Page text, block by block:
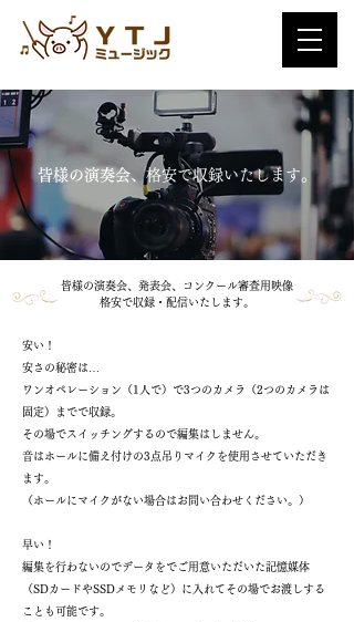
皆様の演奏会、格安で​収録いたします。
安い！
安さの秘密は…
ワンオペレーション（1人で）で3つのカメラ（2つのカメラは
固定）までで収録。
その場でスイッチングするので編集はしません。
音はホールに備え付けの3点吊りマイクを使用させていただき
ます。
（ホールにマイクがない場合はお問い合わせください。）
早い！
編集を行わないのでデータをでご用意いただいた記憶媒体
（SDカードやSSDメモリなど）に入れてその場でお渡しする
ことも可能です。
皆様の演奏会、発表会、コンクール審査用映像
格安で​収録・配信いたします。